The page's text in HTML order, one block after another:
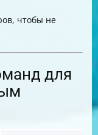
чтобы не
для